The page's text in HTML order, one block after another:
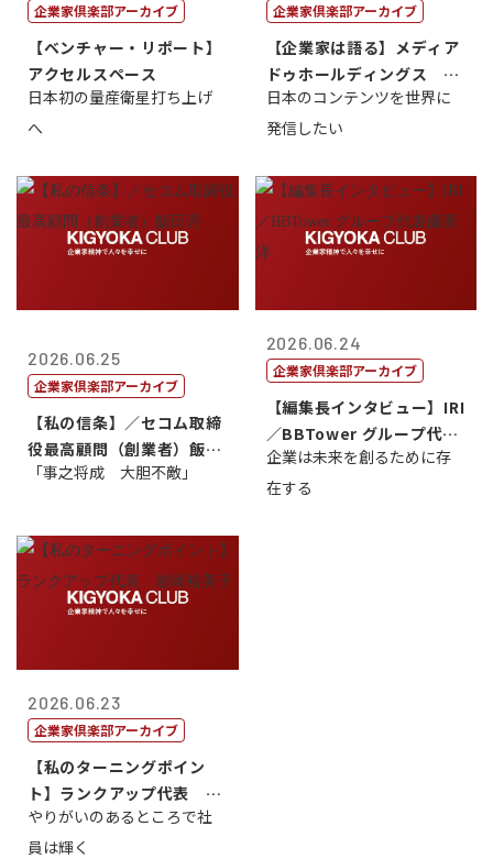
企業家倶楽部アーカイブ
【ベンチャー・リポート】
アクセルスペース
日本初の量産衛星打ち上げ
へ
企業家倶楽部アーカイブ
【企業家は語る】メディア
ドゥホールディングス 代
表取締役社長...
日本のコンテンツを世界に
発信したい
2026.06.25
企業家倶楽部アーカイブ
【私の信条】／セコム取締
役最高顧問（創業者）飯田
亮
「事之将成 大胆不敵」
2026.06.24
企業家倶楽部アーカイブ
【編集長インタビュー】IRI
／BBTower グループ代表
藤...
企業は未来を創るために存
在する
2026.06.23
企業家倶楽部アーカイブ
【私のターニングポイン
ト】ランクアップ代表 岩
崎裕美子
やりがいのあるところで社
員は輝く